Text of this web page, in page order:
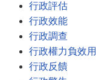
行政評估
行政效能
行政調查
行政權力負效用
行政反饋